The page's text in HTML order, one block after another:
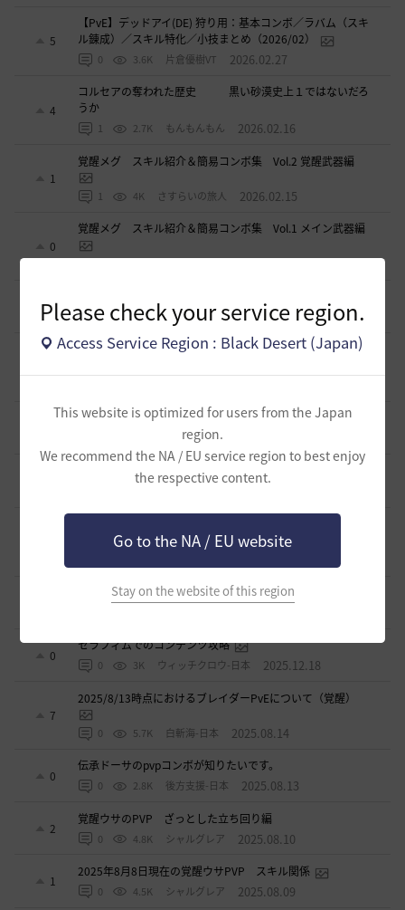
Please check your service region.
Access Service Region : Black Desert (Japan)
This website is optimized for users from the Japan
region.
We recommend the NA / EU service region to best enjoy
the respective content.
Go to the NA / EU website
Stay on the website of this region
5
【PvE】デッドアイ(DE) 狩り用：基本コンボ／ラバム（スキ
ル錬成）／スキル特化／小技まとめ（2026/02）
0 3.6K 片倉優樹VT 2026.02.27
4
コルセアの奪われた歴史 黒い砂漠史上１ではないだろ
うか
1 2.7K もんもんもん 2026.02.16
1
覚醒メグ スキル紹介＆簡易コンボ集 Vol.2 覚醒武器編
1 4K さすらいの旅人 2026.02.15
0
覚醒メグ スキル紹介＆簡易コンボ集 Vol.1 メイン武器編
2026.02.13
2
0 4.5K アイシャハル-日本 2026.01.02
【’26/05/14 追記】初心者さんでも簡単！光セラさんのPvE
[セラフィムでのコンテンツ攻略]
Dazbee-日本
[セラフィムのスキル]絶望の一撃
ーーーシヴァーーー-日本
セラフィムのスキル（PVEで手軽に使いたい人用）
0
セラフィムでのコンテンツ攻略
0 3K ウィッチクロウ-日本 2025.12.18
7
2025/8/13時点におけるブレイダーPvEについて（覚醒）
0 5.7K 白斬海-日本 2025.08.14
0
伝承ドーサのpvpコンボが知りたいです。
0 2.8K 後方支援-日本 2025.08.13
2
覚醒ウサのPVP ざっとした立ち回り編
0 4.8K シャルグレア 2025.08.10
1
2025年8月8日現在の覚醒ウサPVP スキル関係
0 4.5K シャルグレア 2025.08.09